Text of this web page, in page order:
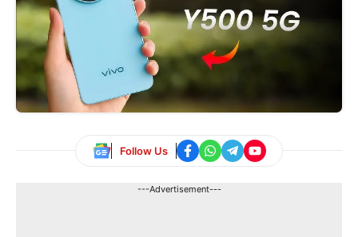
Follow Us
---Advertisement---